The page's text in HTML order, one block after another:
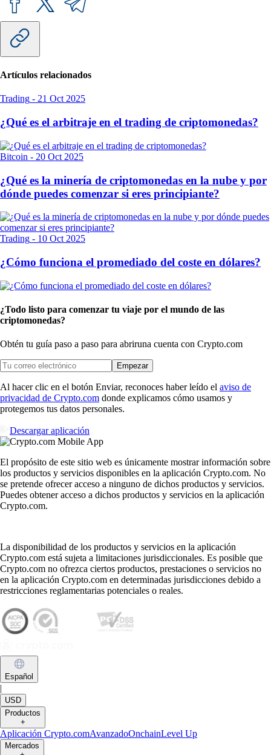
Artículos relacionados
Trading - 21 Oct 2025
¿Qué es el arbitraje en el trading de criptomonedas?
Bitcoin - 20 Oct 2025
¿Qué es la minería de criptomonedas en la nube y por
dónde puedes comenzar si eres principiante?
Trading - 10 Oct 2025
¿Cómo funciona el promediado del coste en dólares?
¿Todo listo para comenzar tu viaje por el mundo de las
criptomonedas?
Obtén tu guía paso a paso para abriruna cuenta con Crypto.com
Empezar
Al hacer clic en el botón Enviar, reconoces haber leído el aviso de
privacidad de Crypto.com donde explicamos cómo usamos y
protegemos tus datos personales.
Descargar aplicación
El propósito de este sitio web es únicamente mostrar información sobre
los productos y servicios disponibles en la aplicación Crypto.com. No
se pretende ofrecer acceso a ninguno de dichos productos y servicios.
Puedes obtener acceso a dichos productos y servicios en la aplicación
Crypto.com.
La disponibilidad de los productos y servicios en la aplicación
Crypto.com está sujeta a limitaciones jurisdiccionales. Es posible que
Crypto.com no ofrezca ciertos productos, prestaciones o servicios no
en la aplicación Crypto.com en determinadas jurisdicciones debido a
restricciones reglamentarias potenciales o reales.
Español
|
USD
Productos
+
Aplicación Crypto.comAvanzadoOnchainLevel Up
Mercados